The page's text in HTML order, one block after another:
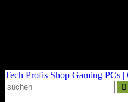
Tech Profis Shop Gaming PCs |